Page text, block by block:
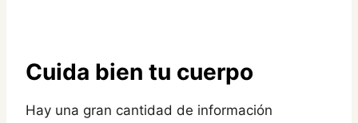
Cuida bien tu cuerpo
Hay una gran cantidad de información